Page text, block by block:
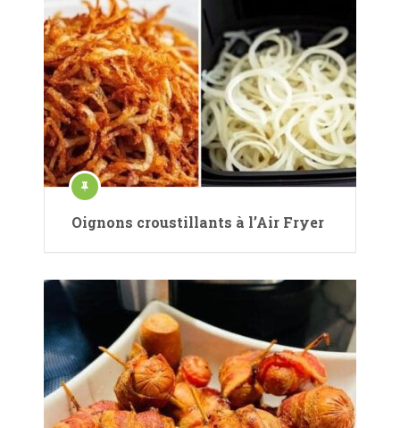
Oignons croustillants à l’Air Fryer